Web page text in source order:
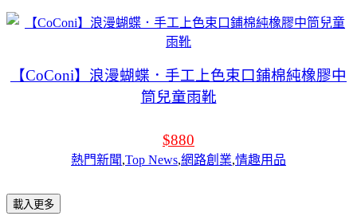
【CoConi】浪漫蝴蝶．手工上色束口鋪棉純橡膠中
筒兒童雨靴
$880
熱門新聞,Top News,網路創業,情趣用品
載入更多